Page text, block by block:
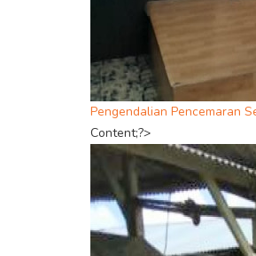
Pengendalian Pencemaran
Content;?>